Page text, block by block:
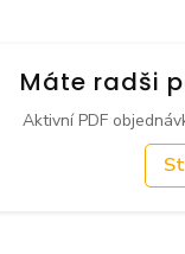
Máte radši
Aktivní PDF